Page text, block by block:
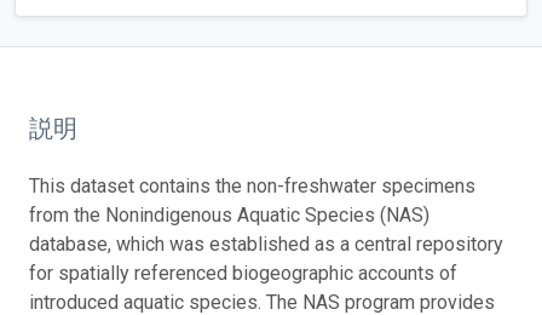
説明
This dataset contains the non-freshwater specimens
from the Nonindigenous Aquatic Species (NAS)
database, which was established as a central repository
for spatially referenced biogeographic accounts of
introduced aquatic species. The NAS program provides